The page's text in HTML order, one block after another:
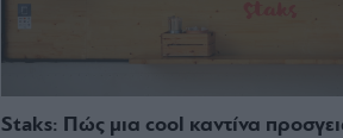
Staks: Πώς μια cool καντίνα